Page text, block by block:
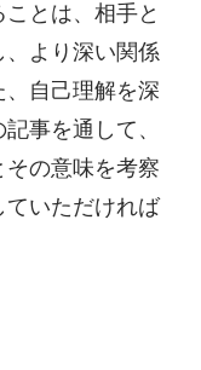
とは、相手と
より深い関係
自己理解を深
事を通して、
の意味を考察
ていただければ